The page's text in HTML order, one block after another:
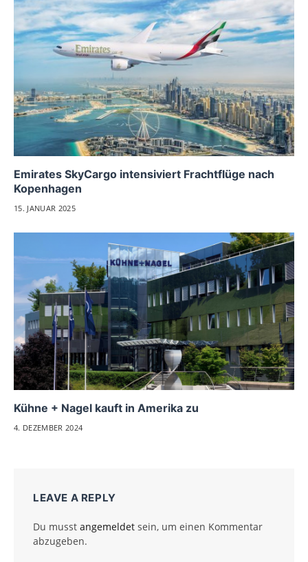
Emirates SkyCargo intensiviert Frachtflüge nach
Kopenhagen
15. JANUAR 2025
Kühne + Nagel kauft in Amerika zu
4. DEZEMBER 2024
LEAVE A REPLY
Du musst angemeldet sein, um einen Kommentar
abzugeben.